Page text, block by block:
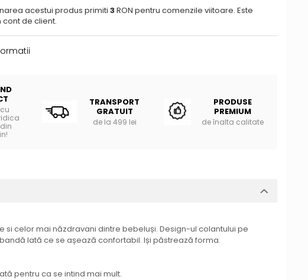
acestui produs primiti 3RON pentru comenzile viitoare. Este
de client.
din
TRANSPORT
GRATUIT
de la 499 lei
PRODUSE
PREMIUM
de înalta calitate
celor mai năzdravani dintre bebeluși. Design-ul colantului pe
lată ce se așează confortabil. Iși păstrează forma.
pentru ca se intind mai mult.